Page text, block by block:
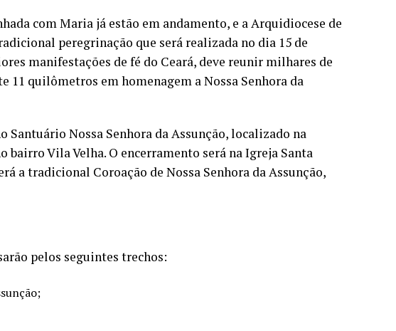
com Maria já estão em andamento, e a Arquidiocese de
peregrinação que será realizada no dia 15 de
manifestações de fé do Ceará, deve reunir milhares de
quilômetros em homenagem a Nossa Senhora da
Santuário Nossa Senhora da Assunção, localizado na
bairro Vila Velha. O encerramento será na Igreja Santa
a tradicional Coroação de Nossa Senhora da Assunção,
pelos seguintes trechos: